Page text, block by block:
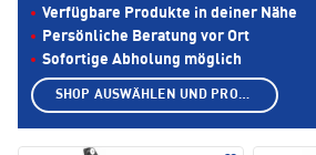
Verfügbare Produkte in deiner Nähe
Persönliche Beratung vor Ort
Sofortige Abholung möglich
SHOP AUSWÄHLEN UND PRODUKTE ANZEIGEN